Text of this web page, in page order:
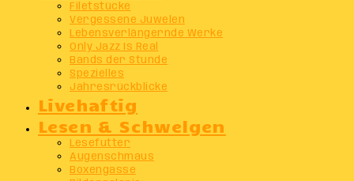
Filetstücke
Vergessene Juwelen
Lebensverlängernde Werke
Only Jazz Is Real
Bands der Stunde
Spezielles
Jahresrückblicke
Livehaftig
Lesen & Schwelgen
Lesefutter
Augenschmaus
Boxengasse